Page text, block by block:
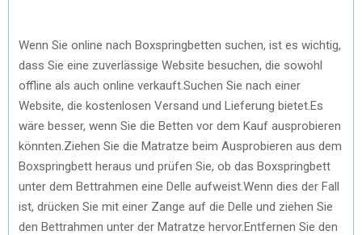
Wenn Sie online nach Boxspringbetten suchen, ist es wichtig,
dass Sie eine zuverlässige Website besuchen, die sowohl
offline als auch online verkauft.Suchen Sie nach einer
Website, die kostenlosen Versand und Lieferung bietet.Es
wäre besser, wenn Sie die Betten vor dem Kauf ausprobieren
könnten.Ziehen Sie die Matratze beim Ausprobieren aus dem
Boxspringbett heraus und prüfen Sie, ob das Boxspringbett
unter dem Bettrahmen eine Delle aufweist.Wenn dies der Fall
ist, drücken Sie mit einer Zange auf die Delle und ziehen Sie
den Bettrahmen unter der Matratze hervor.Entfernen Sie den